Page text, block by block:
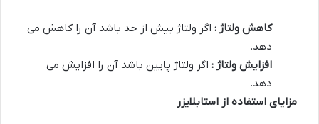
کاهش ولتاژ : اگر ولتاژ بیش از حد باشد آن را کاهش می
دهد.
افزایش ولتاژ : اگر ولتاژ پایین باشد آن را افزایش می
دهد.
مزایای استفاده از استابلایزر